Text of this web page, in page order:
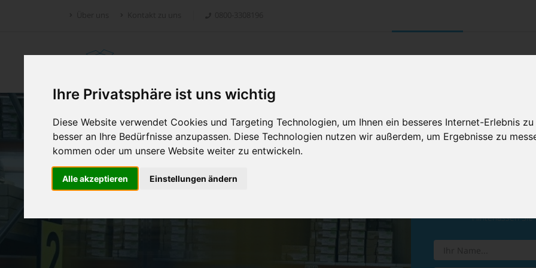
Ihre Privatsphäre ist uns wichtig
Diese Website verwendet Cookies und Targeting Technologien, um Ihnen ein besseres Internet-Erlebnis
besser an Ihre Bedürfnisse anzupassen. Diese Technologien nutzen wir außerdem, um Ergebnisse zu
kommen oder um unsere Website weiter zu entwickeln.
Alle akzeptieren Einstellungen ändern
Retoure.online
Hinterlassen